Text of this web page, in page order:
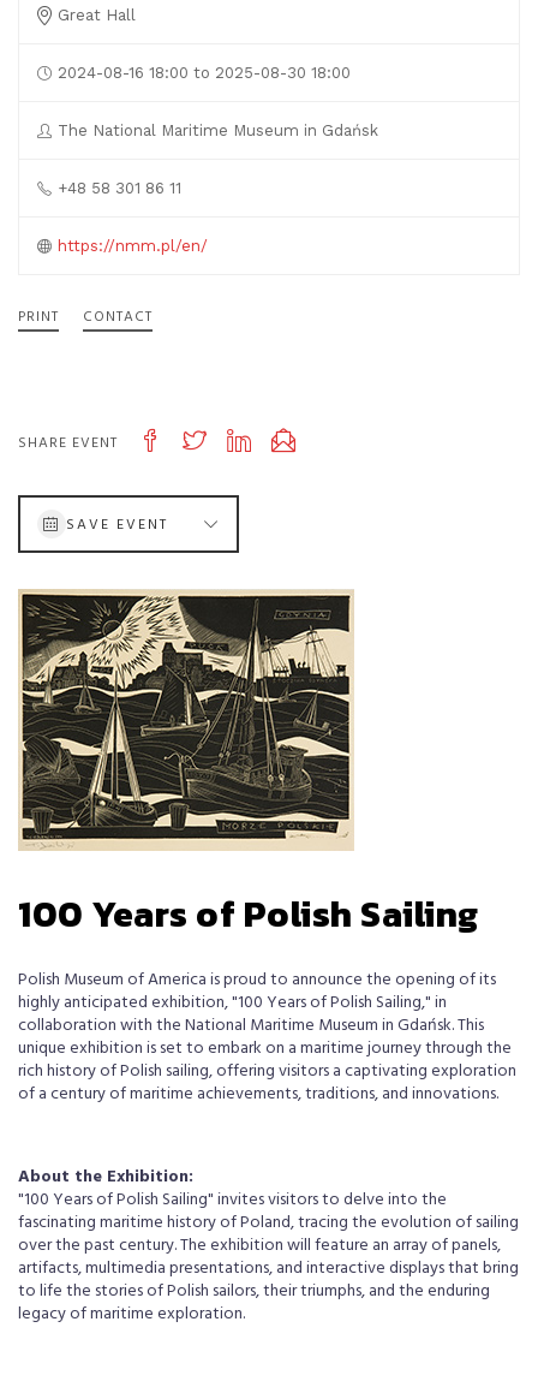
Great Hall
2024-08-16 18:00 to 2025-08-30 18:00
The National Maritime Museum in Gdańsk
+48 58 301 86 11
https://nmm.pl/en/
PRINT CONTACT
SHARE EVENT
SAVE EVENT
100 Years of Polish Sailing
Polish Museum of America is proud to announce the opening of its
highly anticipated exhibition, "100 Years of Polish Sailing," in
collaboration with the National Maritime Museum in Gdańsk. This
unique exhibition is set to embark on a maritime journey through the
rich history of Polish sailing, offering visitors a captivating exploration
of a century of maritime achievements, traditions, and innovations.
About the Exhibition:
"100 Years of Polish Sailing" invites visitors to delve into the
fascinating maritime history of Poland, tracing the evolution of sailing
over the past century. The exhibition will feature an array of panels,
artifacts, multimedia presentations, and interactive displays that bring
to life the stories of Polish sailors, their triumphs, and the enduring
legacy of maritime exploration.